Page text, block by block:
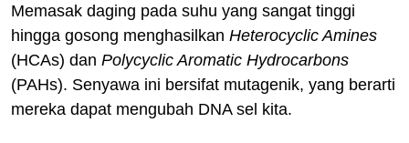
Memasak daging pada suhu yang sangat tinggi
hingga gosong menghasilkan Heterocyclic Amines
(HCAs) dan Polycyclic Aromatic Hydrocarbons
(PAHs). Senyawa ini bersifat mutagenik, yang berarti
mereka dapat mengubah DNA sel kita.